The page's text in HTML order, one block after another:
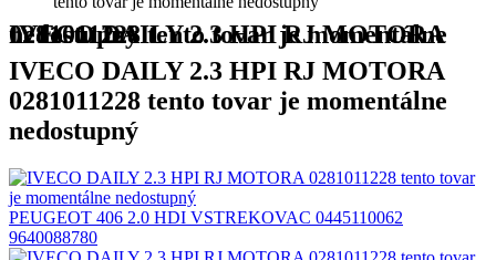
IVECO DAILY 2.3 HPI RJ MOTORA 0281011228 tento tovar je momentálne nedostupný
IVECO DAILY 2.3 HPI RJ MOTORA
0281011228 tento tovar je momentálne
nedostupný
PEUGEOT 406 2.0 HDI VSTREKOVAC 0445110062
9640088780